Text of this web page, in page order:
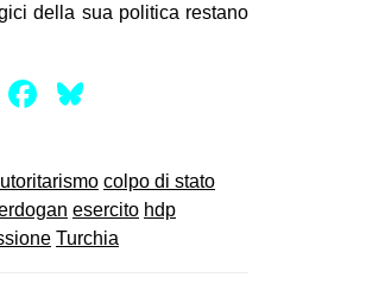
della sua politica restano
Mastodon
Facebook
colpo di stato
esercito hdp
Turchia